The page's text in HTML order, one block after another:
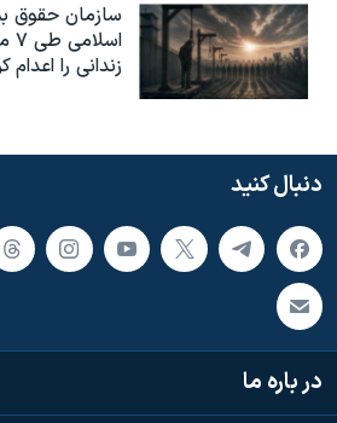
سازمان حقوق
زندانی را اعدام
دنبال کنید
در باره ما